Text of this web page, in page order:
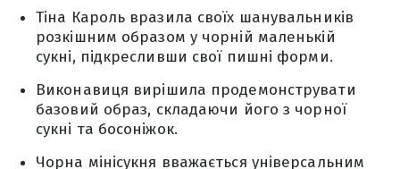
Тіна Кароль вразила своїх шанувальників
розкішним образом у чорній маленькій
сукні, підкресливши свої пишні форми.
Виконавиця вирішила продемонструвати
базовий образ, складаючи його з чорної
сукні та босоніжок.
Чорна мінісукня вважається універсальним